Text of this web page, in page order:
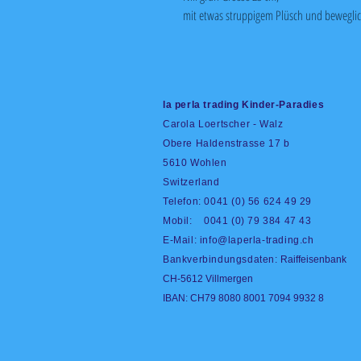
mit etwas struppigem Plüsch und
la perla trading Kinder-Paradies
Carola Loertscher - Walz
Obere Haldenstrasse 17 b
5610 Wohlen
Switzerland
Telefon: 0041 (0) 56 624 49 29
Mobil: 0041 (0) 79 384 47 43
E-Mail: info@laperla-trading.ch
Bankverbindungsdaten: Raiffeisenbank
CH-5612 Villmergen
IBAN: CH79 8080 8001 7094 9932 8